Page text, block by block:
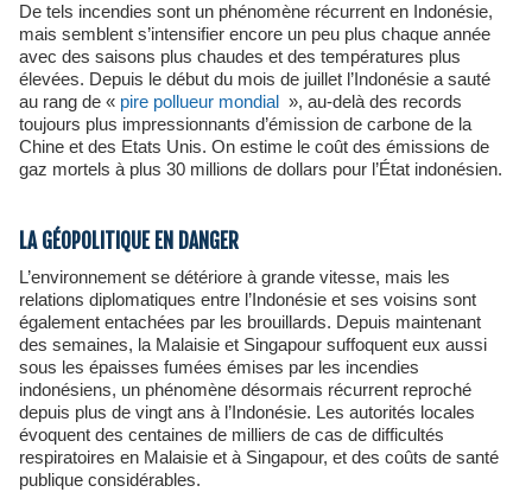
De tels incendies sont un phénomène récurrent en Indonésie,
mais semblent s’intensifier encore un peu plus chaque année
avec des saisons plus chaudes et des températures plus
élevées. Depuis le début du mois de juillet l’Indonésie a sauté
au rang de « pire pollueur mondial », au-delà des records
toujours plus impressionnants d’émission de carbone de la
Chine et des Etats Unis. On estime le coût des émissions de
gaz mortels à plus 30 millions de dollars pour l’État indonésien.
LA GÉOPOLITIQUE EN DANGER
L’environnement se détériore à grande vitesse, mais les
relations diplomatiques entre l’Indonésie et ses voisins sont
également entachées par les brouillards. Depuis maintenant
des semaines, la Malaisie et Singapour suffoquent eux aussi
sous les épaisses fumées émises par les incendies
indonésiens, un phénomène désormais récurrent reproché
depuis plus de vingt ans à l’Indonésie. Les autorités locales
évoquent des centaines de milliers de cas de difficultés
respiratoires en Malaisie et à Singapour, et des coûts de santé
publique considérables.